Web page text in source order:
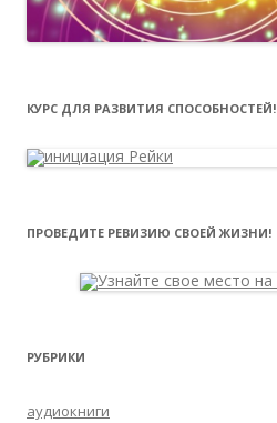
КУРС ДЛЯ РАЗВИТИЯ СПОСОБНОСТЕЙ!
ПРОВЕДИТЕ РЕВИЗИЮ СВОЕЙ ЖИЗНИ!
РУБРИКИ
аудиокниги